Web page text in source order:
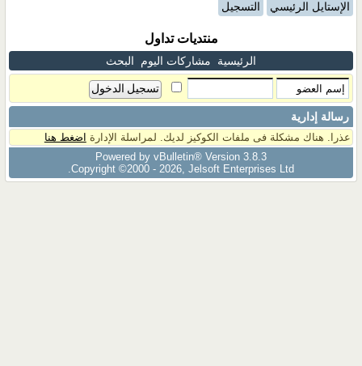
الإستايل الرئيسي التسجيل
منتديات تداول
الرئيسية مشاركات اليوم البحث
رسالة إدارية
عذرا. هناك مشكلة فى ملفات الكوكيز لديك. لمراسلة الإدارة اضغط هنا
Powered by vBulletin® Version 3.8.3
Copyright ©2000 - 2026, Jelsoft Enterprises Ltd.